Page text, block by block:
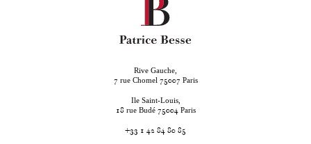
Rive Gauche,
7 rue Chomel 75007 Paris
Ile Saint-Louis,
18 rue Budé 75004 Paris
+33 1 42 84 80 85